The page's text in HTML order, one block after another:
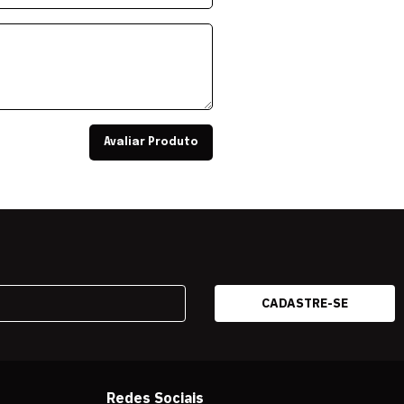
Avaliar Produto
Redes Sociais